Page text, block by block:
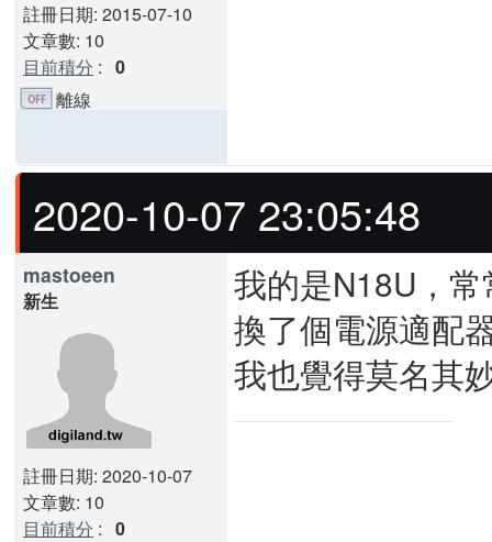
註冊日期: 2015-07-10
文章數: 10
目前積分 : 0
離線
2020-10-07 23:05:48
mastoeen
新生
註冊日期: 2020-10-07
文章數: 10
目前積分 : 0
我的是N18U，
換了個電源適配
我也覺得莫名其